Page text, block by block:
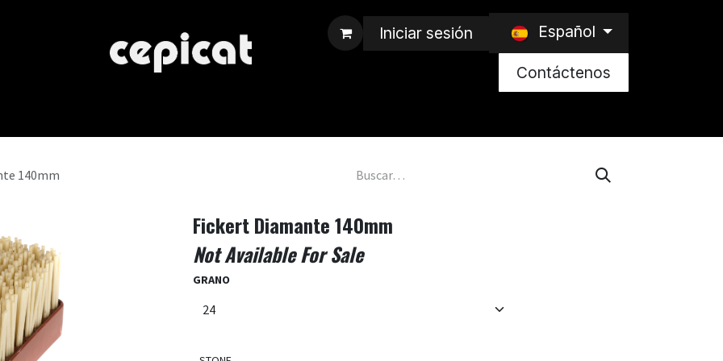
Iniciar sesión
Español
Contáctenos
140mm
Fickert Diamante 140mm
Not Available For Sale
GRANO